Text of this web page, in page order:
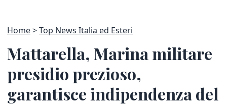
Home Top News Italia ed Esteri
Mattarella, Marina militare
presidio prezioso,
garantisce indipendenza del